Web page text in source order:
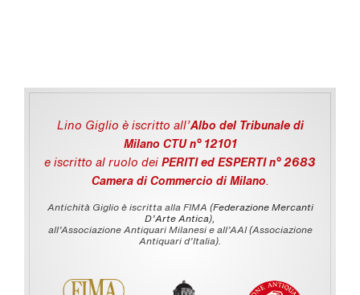
Lino Giglio è iscritto all'Albo del Tribunale di
Milano CTU n° 12101
e iscritto al ruolo dei PERITI ed ESPERTI n° 2683
Camera di Commercio di Milano.
Antichità Giglio è iscritta alla FIMA (Federazione Mercanti
D'Arte Antica),
all’Associazione Antiquari Milanesi e all’AAI (Associazione
Antiquari d’Italia).